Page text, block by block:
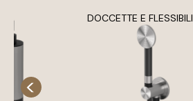
DOCCETTE E FLESSIBILI